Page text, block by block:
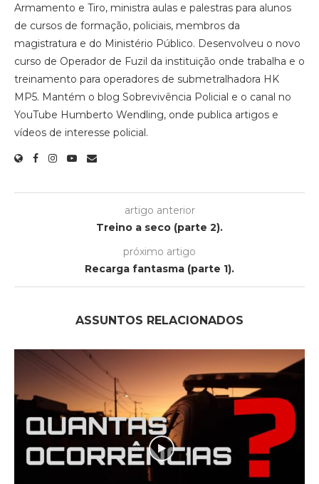
Armamento e Tiro, ministra aulas e palestras para alunos
de cursos de formação, policiais, membros da
magistratura e do Ministério Público. Desenvolveu o novo
curso de Operador de Fuzil da instituição onde trabalha e o
treinamento para operadores de submetralhadora HK
MP5. Mantém o blog Sobrevivência Policial e o canal no
YouTube Humberto Wendling, onde publica artigos e
vídeos de interesse policial.
artigo anterior
Treino a seco (parte 2).
próximo artigo
Recarga fantasma (parte 1).
ASSUNTOS RELACIONADOS